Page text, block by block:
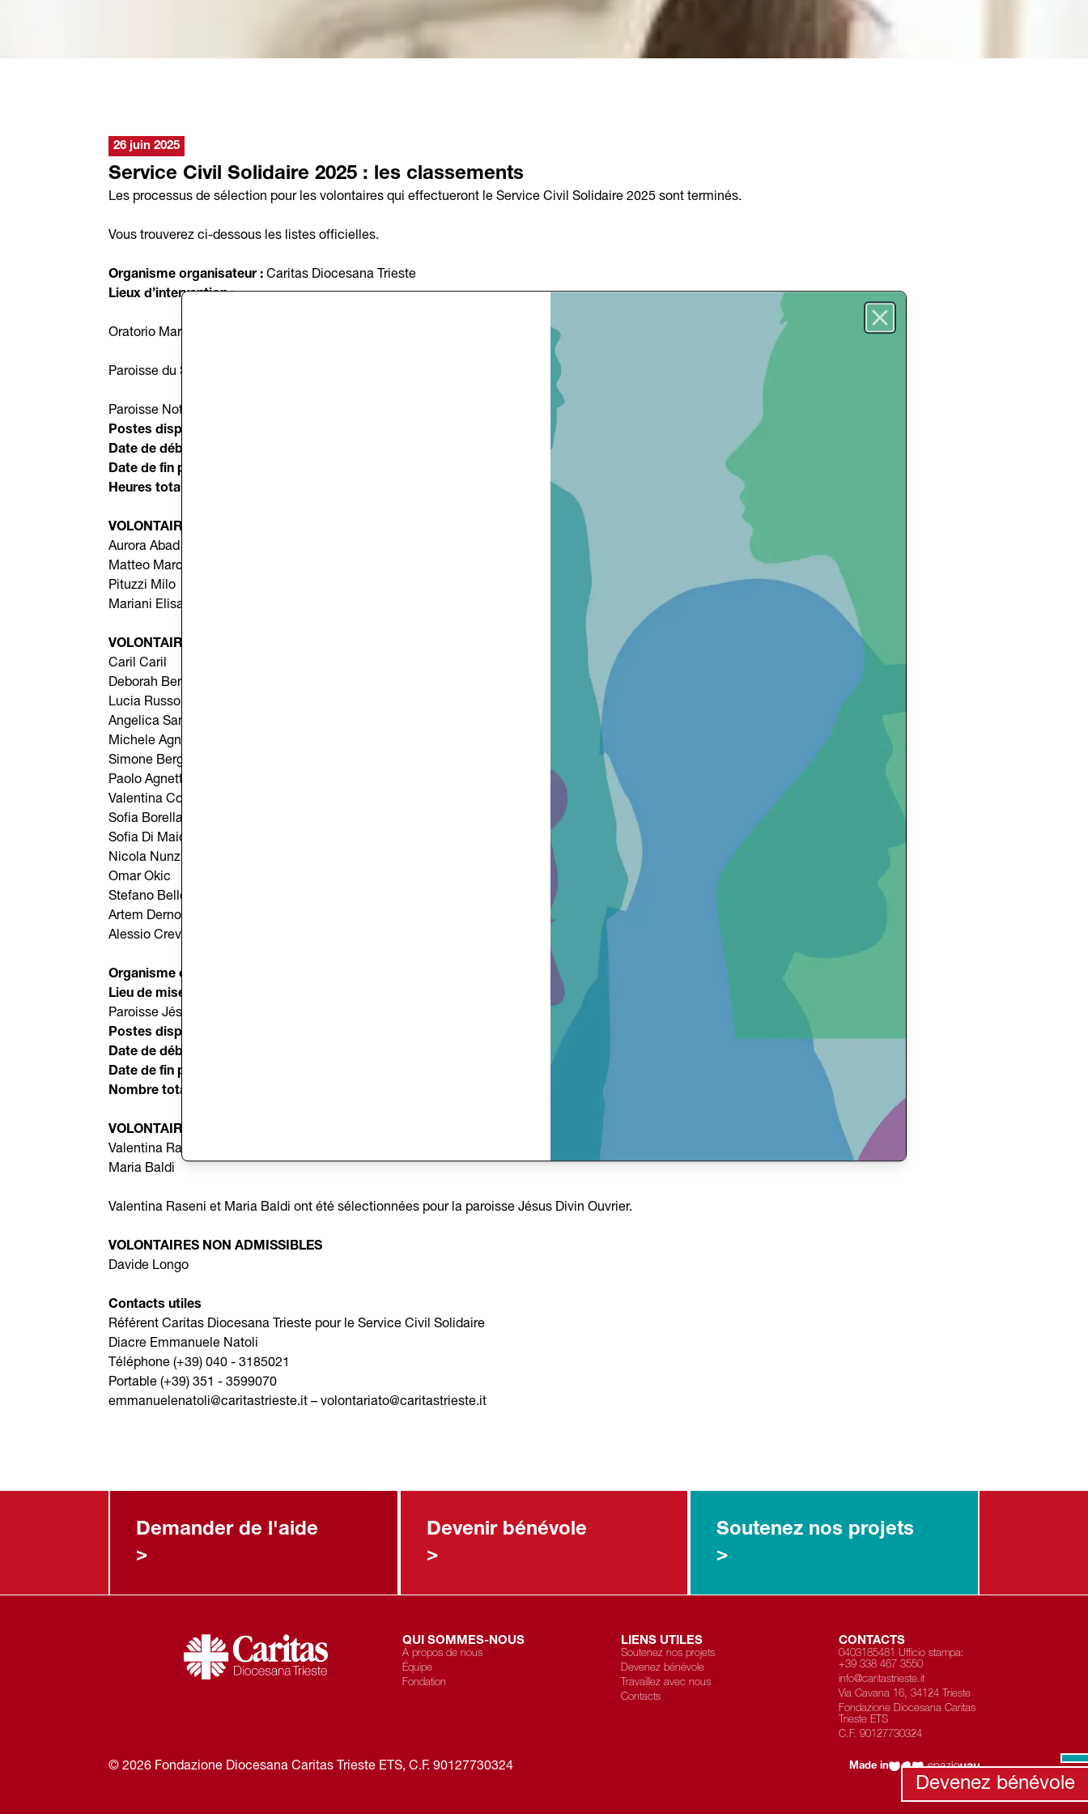
26 juin 2025
Service Civil Solidaire 2025 : les classements
Les processus de sélection pour les volontaires qui effectueront le Service Civil Solidaire 2025 sont terminés.
Vous trouverez ci-dessous les listes officielles.
Organisme organisateur : Caritas Diocesana Trieste
Lieux d’intervention :
Oratorio Maria Ausiliatrice (OMA), Via dell’Istria 55, 34147 Trieste
Paroisse du Sacré-Cœur de Jésus – Villa Ara, Via Monte Cengio 2, 34133 Trieste
Paroisse Notre-Dame des Douleurs, P.za Valmaura 7, 34148 Trieste
Postes disponibles :
Date de début prévue :
Date de fin prévue :
Heures totales :
VOLONTAIRES ADMISSIBLES SÉLECTIONNÉS
Aurora Abad Mochales
Matteo Marchionni
Pituzzi Milo
Mariani Elisa
VOLONTAIRES ADMISSIBLES NON SÉLECTIONNÉS
Caril Caril
Deborah Benetti
Lucia Russo
Angelica Santarossa
Michele Agnetta
Simone Bergamin
Paolo Agnetta
Valentina Costa
Sofia Borella
Sofia Di Maio
Nicola Nunziata
Omar Okic
Stefano Belletti
Artem Dernovyi
Alessio Crevatin
Organisme organisateur :
Lieu de mise en œuvre :
Paroisse Jésus Divin Ouvrier, via Benussi 13, 34148 Trieste
Postes disponibles :
Date de début prévue :
Date de fin prévue :
Nombre total d’heures :
VOLONTAIRES ADMISSIBLES SÉLECTIONNÉS
Valentina Raseni
Maria Baldi
Valentina Raseni et Maria Baldi ont été sélectionnées pour la paroisse Jésus Divin Ouvrier.
VOLONTAIRES NON ADMISSIBLES
Davide Longo
Contacts utiles
Référent Caritas Diocesana Trieste pour le Service Civil Solidaire
Diacre Emmanuele Natoli
Téléphone (+39) 040 - 3185021
Portable (+39) 351 - 3599070
emmanuelenatoli@caritastrieste.it – volontariato@caritastrieste.it
Devenez bénévole
Demander de l'aide
>
Devenir bénévole
>
Soutenez nos projets
>
QUI SOMMES-NOUS
À propos de nous
Équipe
Fondation
LIENS UTILES
Soutenez nos projets
Devenez bénévole
Travaillez avec nous
Contacts
CONTACTS
0403185481 Ufficio stampa:
+39 338 467 3550
info@caritastrieste.it
Via Cavana 16, 34124 Trieste
Fondazione Diocesana Caritas
Trieste ETS
C.F.90127730324
©2026 Fondazione Diocesana Caritas Trieste ETS, C.F.90127730324 Made in